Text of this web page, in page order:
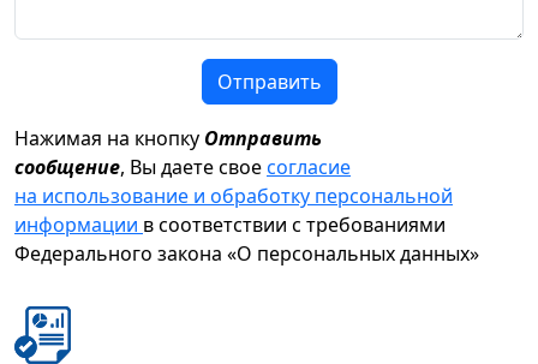
Отправить
Нажимая на кнопку Отправить
сообщение, Вы даете своесогласие
на использование и обработку персональной
информации в соответствии с требованиями
Федерального закона «О персональных данных»